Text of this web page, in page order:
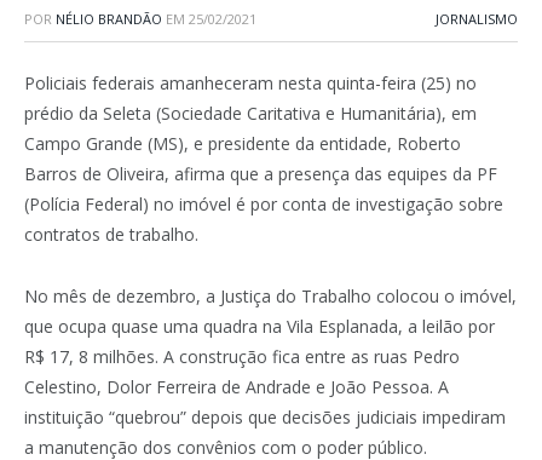
POR NÉLIO BRANDÃO EM 25/02/2021 JORNALISMO
Policiais federais amanheceram nesta quinta-feira (25) no
prédio da Seleta (Sociedade Caritativa e Humanitária), em
Campo Grande (MS), e presidente da entidade, Roberto
Barros de Oliveira, afirma que a presença das equipes da PF
(Polícia Federal) no imóvel é por conta de investigação sobre
contratos de trabalho.
No mês de dezembro, a Justiça do Trabalho colocou o imóvel,
que ocupa quase uma quadra na Vila Esplanada, a leilão por
R$ 17, 8 milhões. A construção fica entre as ruas Pedro
Celestino, Dolor Ferreira de Andrade e João Pessoa. A
instituição “quebrou” depois que decisões judiciais impediram
a manutenção dos convênios com o poder público.